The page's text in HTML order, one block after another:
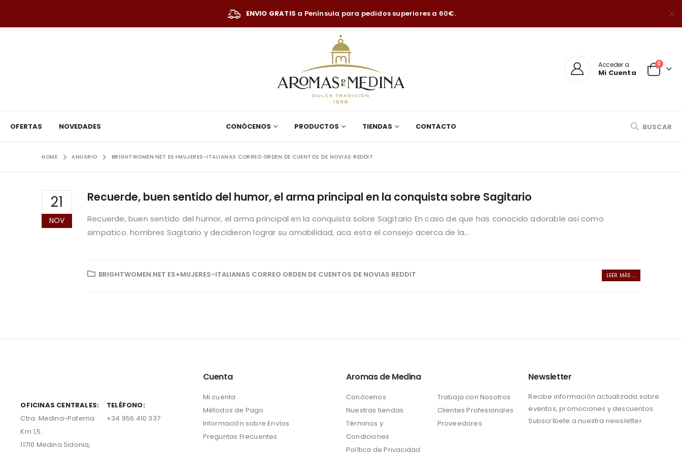
ENVIO GRATIS a Península para pedidos superiores a 60€.
Acceder a
Mi Cuenta
0
OFERTAS NOVEDADES CONÓCENOS PRODUCTOS TIENDAS CONTACTO BUSCAR
HOME ANUARIO BRIGHTWOMEN.NET ES+MUJERES-ITALIANAS CORREO ORDEN DE CUENTOS DE NOVIAS REDDIT
21
NOV
Recuerde, buen sentido del humor, el arma principal en la conquista sobre Sagitario
Recuerde, buen sentido del humor, el arma principal en la conquista sobre Sagitario En caso de que has conocido adorable asi­ como
simpatico. hombres Sagitario y decidieron lograr su amabilidad, aca esta el consejo acerca de la...
BRIGHTWOMEN.NET ES+MUJERES-ITALIANAS CORREO ORDEN DE CUENTOS DE NOVIAS REDDIT LEER MÁS ...
OFICINAS CENTRALES:
Ctra. Medina-Paterna
Km 1,5.
11710 Medina Sidonia,
TELÉFONO:
+34 956 410 337
Cuenta
Mi cuenta
Métodos de Pago
Información sobre Envíos
Preguntas Frecuentes
Aromas de Medina
Conócenos
Nuestras tiendas
Términos y
Condiciones
Política de Privacidad
Trabaja con Nosotros
Clientes Profesionales
Proveedores
Newsletter
Recibe información actualizada sobre
eventos, promociones y descuentos.
Subscríbete a nuestra newsletter.